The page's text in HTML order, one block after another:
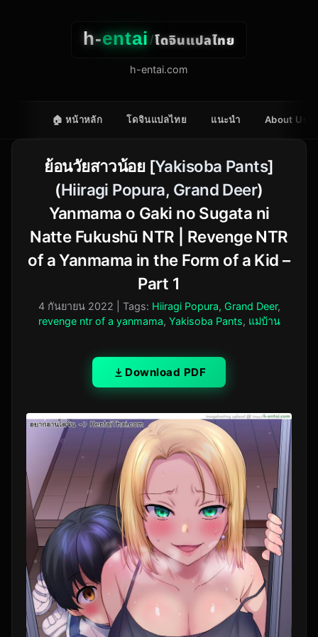
h-entai/โดจินแปลไทย
h-entai.com
🏠 หน้าหลัก โดจินแปลไทย แนะนำ About Us
ย้อนวัยสาวน้อย [Yakisoba Pants]
(Hiiragi Popura, Grand Deer)
Yanmama o Gaki no Sugata ni
Natte Fukushū NTR | Revenge NTR
of a Yanmama in the Form of a Kid –
Part 1
4 กันยายน 2022 | Tags: Hiiragi Popura, Grand Deer,
revenge ntr of a yanmama, Yakisoba Pants, แม่บ้าน
Download PDF